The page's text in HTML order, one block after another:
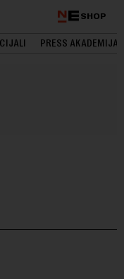
SHOP
PRESS AKADEMIJA